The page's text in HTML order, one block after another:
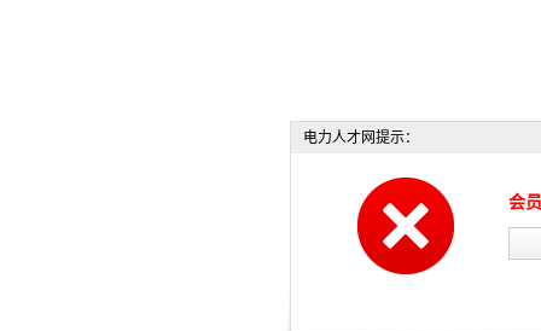
电力人才网提示：
会